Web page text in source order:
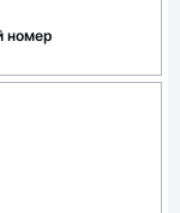
номер